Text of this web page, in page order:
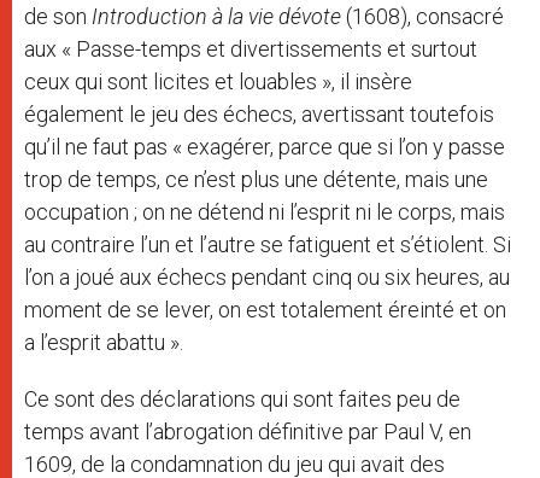
de son Introduction à la vie dévote (1608), consacré
aux « Passe-temps et divertissements et surtout
ceux qui sont licites et louables », il insère
également le jeu des échecs, avertissant toutefois
qu’il ne faut pas « exagérer, parce que si l’on y passe
trop de temps, ce n’est plus une détente, mais une
occupation ; on ne détend ni l’esprit ni le corps, mais
au contraire l’un et l’autre se fatiguent et s’étiolent. Si
l’on a joué aux échecs pendant cinq ou six heures, au
moment de se lever, on est totalement éreinté et on
a l’esprit abattu ».
Ce sont des déclarations qui sont faites peu de
temps avant l’abrogation définitive par Paul V, en
1609, de la condamnation du jeu qui avait des